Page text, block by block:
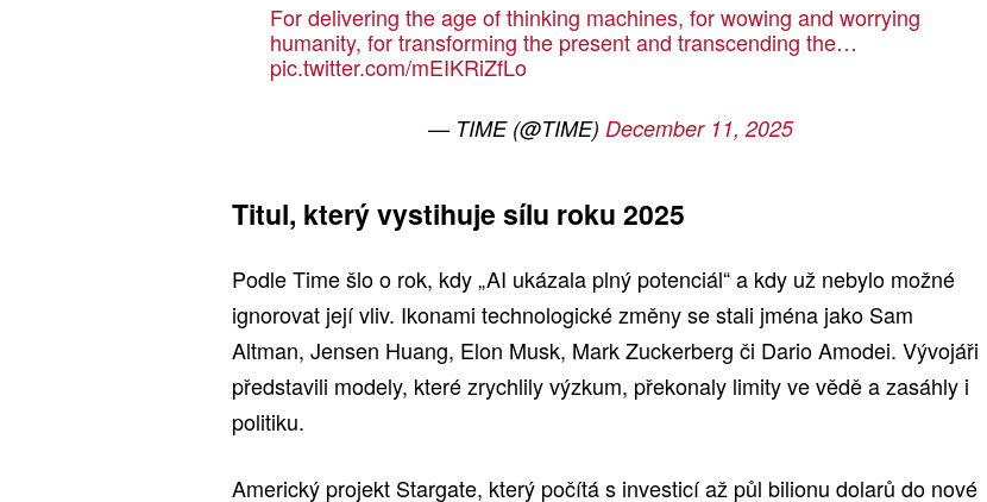
For delivering the age of thinking machines, for wowing and worrying
humanity, for transforming the present and transcending the…
pic.twitter.com/mEIKRiZfLo
— TIME (@TIME)December 11, 2025
Titul, který vystihuje sílu roku 2025
Podle Time šlo o rok, kdy „AI ukázala plný potenciál“ a kdy už nebylo možné
ignorovat její vliv. Ikonami technologické změny se stali jména jako Sam
Altman, Jensen Huang, Elon Musk, Mark Zuckerberg či Dario Amodei. Vývojáři
představili modely, které zrychlily výzkum, překonaly limity ve vědě a zasáhly i
politiku.
Americký projekt Stargate, který počítá s investicí až půl bilionu dolarů do nové